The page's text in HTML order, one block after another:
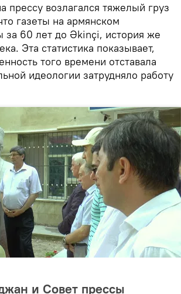
прессу возлагался тяжелый груз
газеты на армянском
за 60 лет до Əkinçi, история же
Эта статистика показывает,
того времени отставала
идеологии затрудняло работу
и Совет прессы